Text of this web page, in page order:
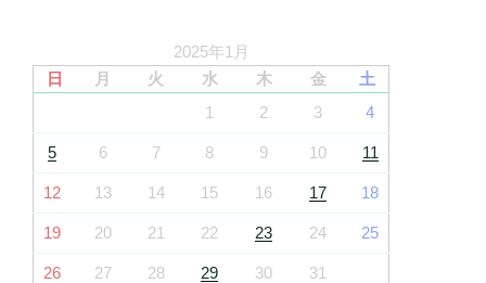
2025年1月
日
月 火 水 木 金
土
1
2 3 4
5 6 7 8 9 10 11
12 13 14 15 16 17 18
19 20 21 22 23 24 25
26 27 28 29 30 31